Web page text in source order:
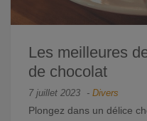
Les meilleures
de chocolat
7 juillet 2023 - Divers
Plongez dans un délice